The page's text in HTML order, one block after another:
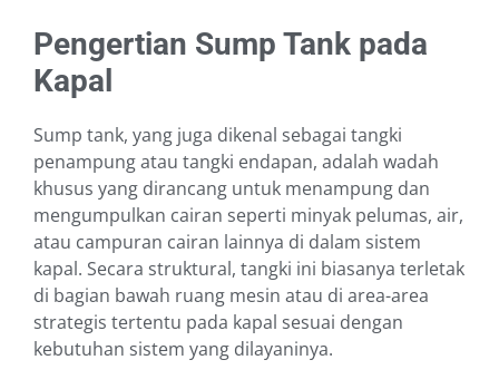
Pengertian Sump Tank pada
Kapal
Sump tank, yang juga dikenal sebagai tangki
penampung atau tangki endapan, adalah wadah
khusus yang dirancang untuk menampung dan
mengumpulkan cairan seperti minyak pelumas, air,
atau campuran cairan lainnya di dalam sistem
kapal. Secara struktural, tangki ini biasanya terletak
di bagian bawah ruang mesin atau di area-area
strategis tertentu pada kapal sesuai dengan
kebutuhan sistem yang dilayaninya.